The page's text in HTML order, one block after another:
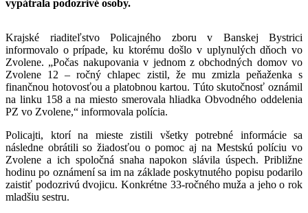
vypátrala podozrivé osoby.
Krajské riaditeľstvo Policajného zboru v Banskej Bystrici
informovalo o prípade, ku ktorému došlo v uplynulých dňoch vo
Zvolene. „Počas nakupovania v jednom z obchodných domov vo
Zvolene 12 – ročný chlapec zistil, že mu zmizla peňaženka s
finančnou hotovosťou a platobnou kartou. Túto skutočnosť oznámil
na linku 158 a na miesto smerovala hliadka Obvodného oddelenia
PZ vo Zvolene,“ informovala polícia.
Policajti, ktorí na mieste zistili všetky potrebné informácie sa
následne obrátili so žiadosťou o pomoc aj na Mestskú políciu vo
Zvolene a ich spoločná snaha napokon slávila úspech. Približne
hodinu po oznámení sa im na základe poskytnutého popisu podarilo
zaistiť podozrivú dvojicu. Konkrétne 33-ročného muža a jeho o rok
mladšiu sestru.